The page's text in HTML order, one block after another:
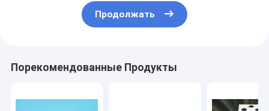
Продолжать
Порекомендованные Продукты